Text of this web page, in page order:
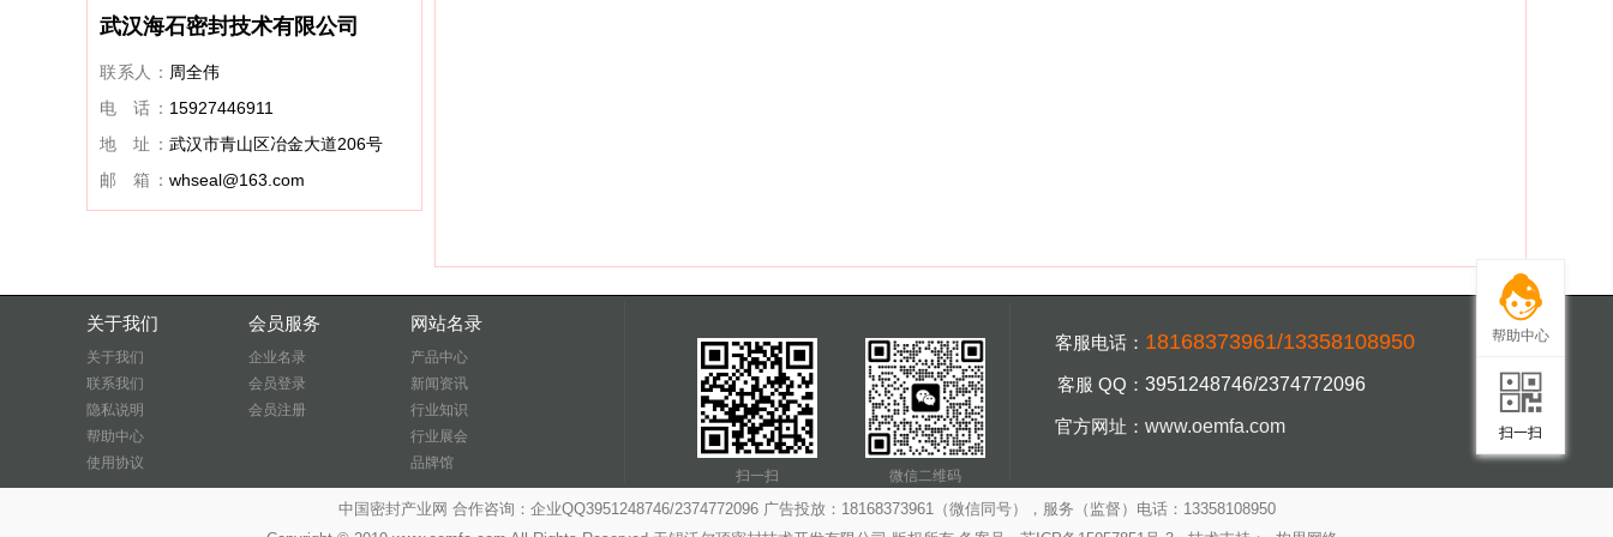
武汉海石密封技术有限公司
联系人： 周全伟
电 话： 15927446911
地 址： 武汉市青山区冶金大道206号
邮 箱： whseal@163.com
关于我们
关于我们
联系我们
隐私说明
帮助中心
使用协议
会员服务
企业名录
会员登录
会员注册
网站名录
产品中心
新闻资讯
行业知识
行业展会
品牌馆
扫一扫 微信二维码
客服电话： 18168373961/13358108950
客服 QQ： 3951248746/2374772096
官方网址： www.oemfa.com
中国密封产业网 合作咨询：企业QQ3951248746/2374772096 广告投放：18168373961（微信同号），服务（监督）电话：13358108950
帮助中心
扫一扫
扫一扫，手机访